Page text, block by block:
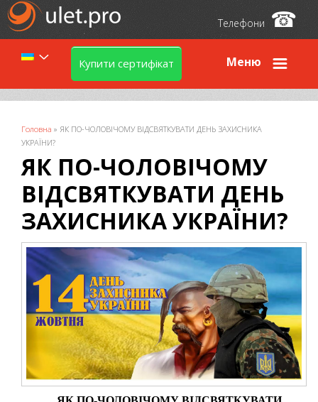
Телефони ☎
Купити сертифікат Меню
Ви є тут
Головна » ЯК ПО-ЧОЛОВІЧОМУ ВІДСВЯТКУВАТИ ДЕНЬ ЗАХИСНИКА
УКРАЇНИ?
ЯК ПО-ЧОЛОВІЧОМУ
ВІДСВЯТКУВАТИ ДЕНЬ
ЗАХИСНИКА УКРАЇНИ?